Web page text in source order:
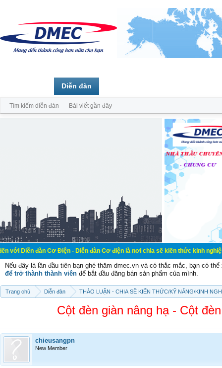
Cơ Điện - Diễn đàn Cơ điện là nơi chia sẽ kiến thức kinh nghiệm trong
Nếu đây là lần đầu tiên bạn ghé thăm dmec.vn và có thắc mắc, bạn có
để trở thành thành viên để bắt đầu đăng bán sản phẩm của mình.
Trang chủ Diễn đàn THẢO LUẬN - CHIA SẼ KIẾN THỨC/KỸ NĂNG/KINH
Cột đèn giàn nâng hạ - Cột
chieusangpn
New Member
Diễn đàn
Tìm kiếm diễn đàn Bài viết gần đây